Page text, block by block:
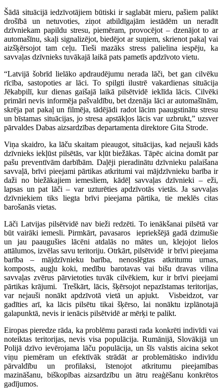
Šādā situācijā iedzīvotājiem būtiski ir saglabāt mieru, pašiem palikt
drošībā un netuvoties, ziņot atbildīgajām iestādēm un neradīt
dzīvniekam papildu stresu, piemēram, provocējot – dzenājot to ar
automašīnu, skaļi signalizējot, biedējot ar suņiem, skrienot pakaļ vai
aizšķērsojot tam ceļu. Tieši mazāks stress palielina iespēju, ka
savvaļas dzīvnieks tuvākajā laikā pats pametīs apdzīvoto vietu.
“Latvijā šobrīd lielāko apdraudējumu nerada lāči, bet gan cilvēku
rīcība, sastopoties ar lāci. To spilgti ilustrē vakardienas situācija
Jēkabpilī, kur dienas gaišajā laikā pilsētvidē ieklīda lācis. Cilvēki
primāri nevis informēja pašvaldību, bet dzenāja lāci ar automašīnām,
skrēja pat pakaļ un filmēja, tādējādi radot lācim paaugstinātu stresu
un bīstamas situācijas, jo stresa apstākļos lācis var uzbrukt,” uzsver
pārvaldes Dabas aizsardzības departamenta direktore Gita Strode.
Viņa skaidro, ka lāču skaitam pieaugot, situācijas, kad nejauši kāds
dzīvnieks iekļūst pilsētās, var kļūt biežākas. Tāpēc aicina domāt par
pašu preventīvām darbībām. Daļēji pieradinātu dzīvnieku palaišana
savvaļā, brīvi pieejami pārtikas atkritumi vai mājdzīvnieku barība ir
daži no biežākajiem iemesliem, kādēļ savvaļas dzīvnieki – eži,
lapsas un pat lāči – var uzturēties apdzīvotās vietās. Ja savvaļas
dzīvniekiem tiks liegta brīvi pieejama pārtika, tie meklēs citas
barošanās vietas.
Lāči Latvijas pilsētvidē nav bieži redzēti. To ienākšanai pilsētā var
būt vairāki iemesli. Pirmkārt, pavasaros iepriekšējā gadā dzimušie
un jau paaugušies lācēni atdalās no mātes un, klejojot lielos
attālumos, izvēlas savu teritoriju. Otrkārt, pilsētvidē ir brīvi pieejama
barība – mājdzīvnieku barība, nenoslēgtas atkritumu urnas,
komposts, augļu koki, medību barotavas vai bišu dravas vilina
savvaļas zvērus pārvietoties tuvāk cilvēkiem, kur ir brīvi pieejami
pārtikas krājumi. Treškārt, lācis, šķērsojot nepazīstamas teritorijas,
var nejauši nonākt apdzīvotā vietā un apjukt. Visbeidzot, var
gadīties arī, ka lācis pilsētu tikai šķērso, lai nonāktu izplānotajā
galapunktā, nevis ir ienācis pilsētvidē ar mērķi te palikt.
Eiropas pieredze rāda, ka problēmu parasti rada konkrēti indivīdi vai
noteiktas teritorijas, nevis visa populācija. Rumānijā, Slovākijā un
Polijā dzīvo ievērojama lāču populācija, un šīs valstis aicina sekot
viņu piemēram un efektīvāk strādāt ar problemātisko indivīdu
pārvaldību un profilaksi, īstenojot atkritumu pieejamības
mazināšanu, biškopības aizsardzību un ātru reaģēšanu konkrētos
gadījumos.